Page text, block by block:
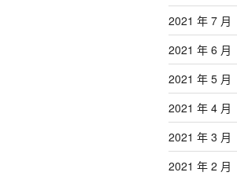
2021 年 7 月
2021 年 6 月
2021 年 5 月
2021 年 4 月
2021 年 3 月
2021 年 2 月